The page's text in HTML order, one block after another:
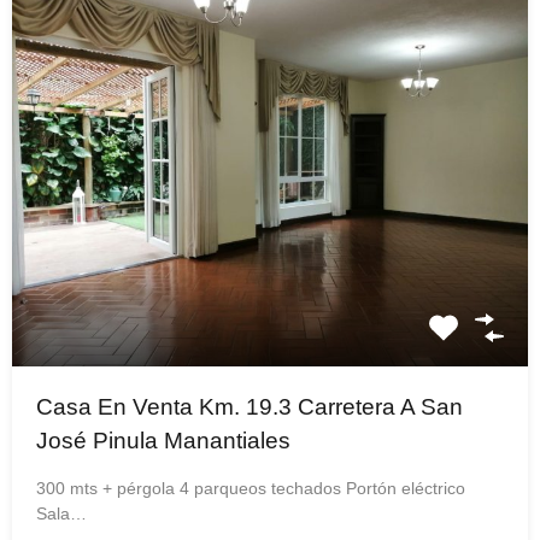
Casa En Venta Km. 19.3 Carretera A San
José Pinula Manantiales
300 mts + pérgola 4 parqueos techados Portón eléctrico
Sala…